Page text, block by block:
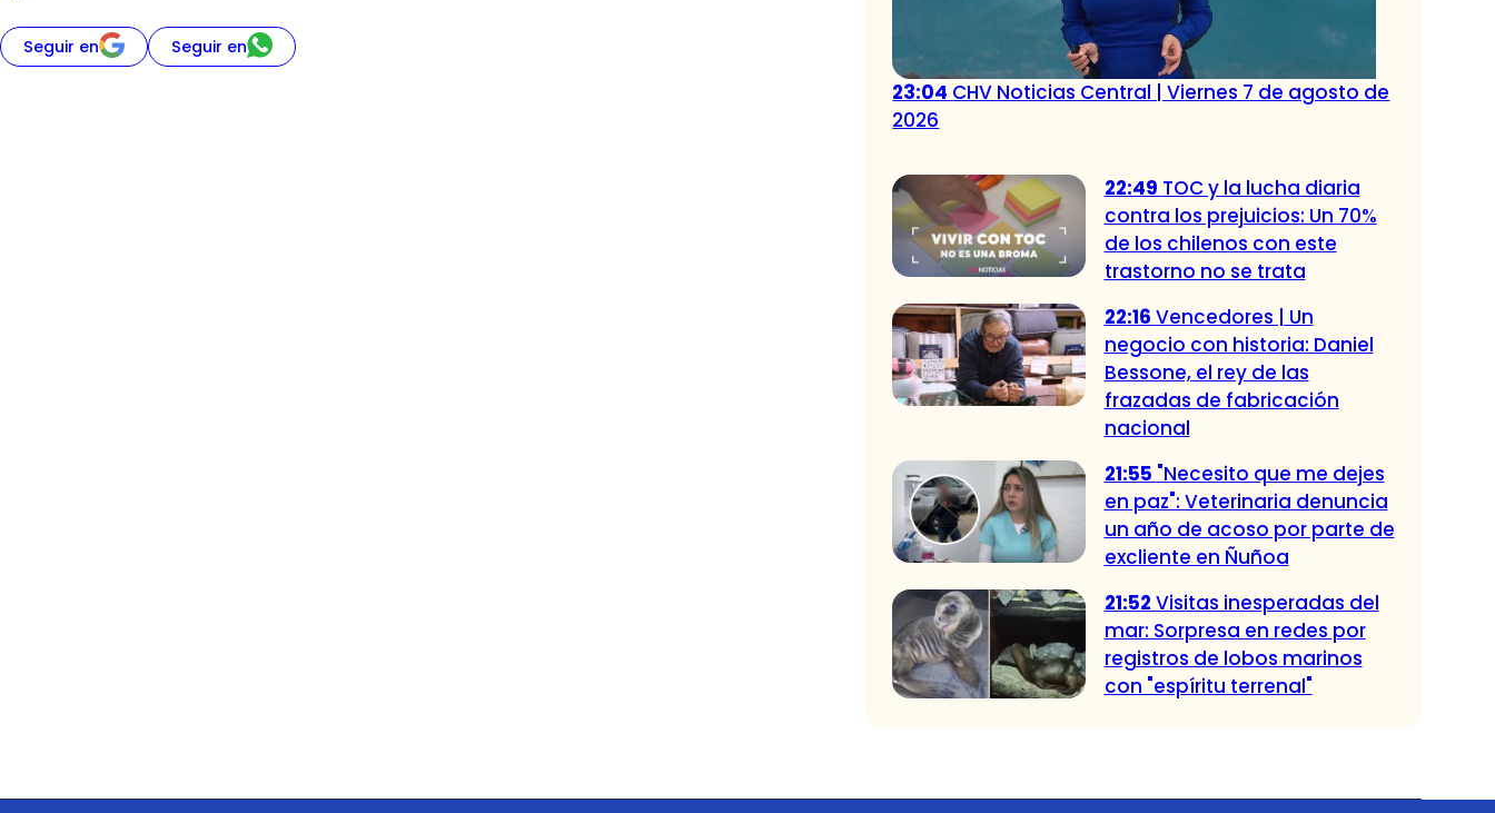
Seguir en Seguir en
23:04 CHV Noticias Central | Viernes 7 de agosto de
2026
22:49 TOC y la lucha diaria
contra los prejuicios: Un 70%
de los chilenos con este
trastorno no se trata
22:16 Vencedores | Un
negocio con historia: Daniel
Bessone, el rey de las
frazadas de fabricación
nacional
21:55 "Necesito que me dejes
en paz": Veterinaria denuncia
un año de acoso por parte de
excliente en Ñuñoa
21:52 Visitas inesperadas del
mar: Sorpresa en redes por
registros de lobos marinos
con "espíritu terrenal"